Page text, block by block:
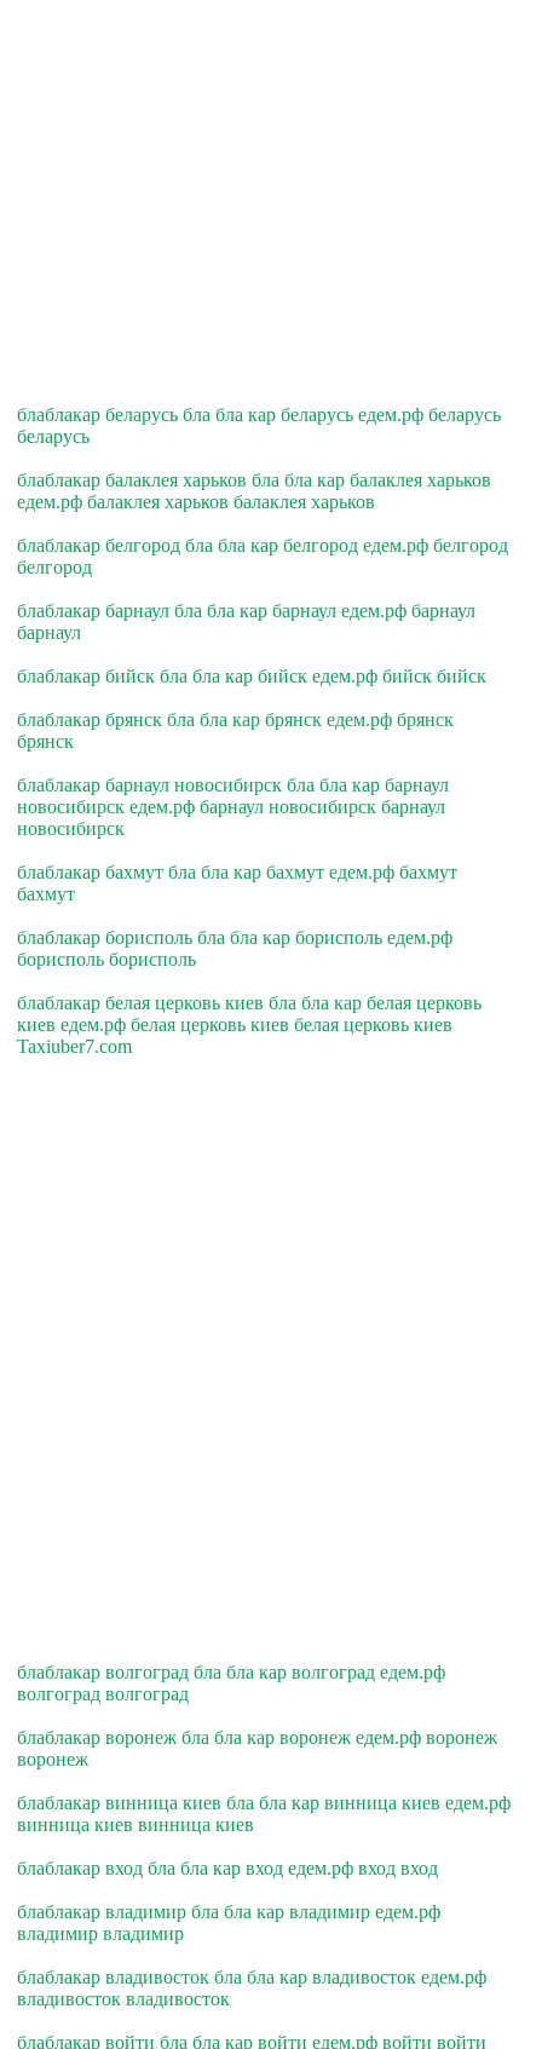
блаблакар беларусь бла бла кар беларусь едем.рф беларусь
беларусь
блаблакар балаклея харьков бла бла кар балаклея харьков
едем.рф балаклея харьков балаклея харьков
блаблакар белгород бла бла кар белгород едем.рф белгород
белгород
блаблакар барнаул бла бла кар барнаул едем.рф барнаул
барнаул
блаблакар бийск бла бла кар бийск едем.рф бийск бийск
блаблакар брянск бла бла кар брянск едем.рф брянск
брянск
блаблакар барнаул новосибирск бла бла кар барнаул
новосибирск едем.рф барнаул новосибирск барнаул
новосибирск
блаблакар бахмут бла бла кар бахмут едем.рф бахмут
бахмут
блаблакар борисполь бла бла кар борисполь едем.рф
борисполь борисполь
блаблакар белая церковь киев бла бла кар белая церковь
киев едем.рф белая церковь киев белая церковь киев
Taxiuber7.com
блаблакар волгоград бла бла кар волгоград едем.рф
волгоград волгоград
блаблакар воронеж бла бла кар воронеж едем.рф воронеж
воронеж
блаблакар винница киев бла бла кар винница киев едем.рф
винница киев винница киев
блаблакар вход бла бла кар вход едем.рф вход вход
блаблакар владимир бла бла кар владимир едем.рф
владимир владимир
блаблакар владивосток бла бла кар владивосток едем.рф
владивосток владивосток
блаблакар войти бла бла кар войти едем.рф войти войти